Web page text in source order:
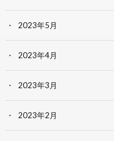
2023年5月
2023年4月
2023年3月
2023年2月